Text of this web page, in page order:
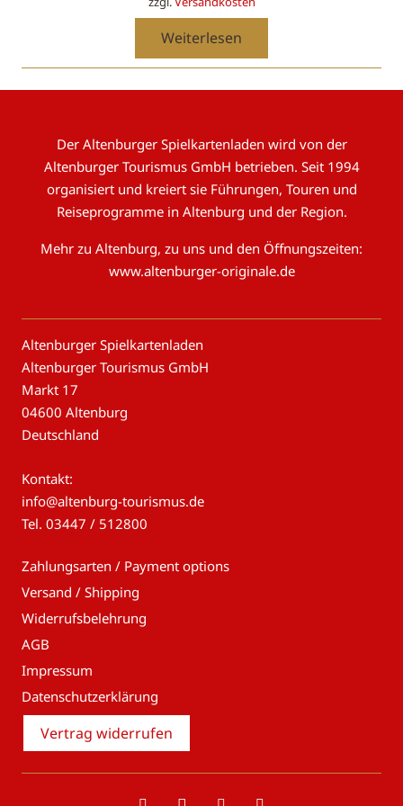
Weiterlesen
Der Altenburger Spielkartenladen wird von der
Altenburger Tourismus GmbH betrieben. Seit 1994
organisiert und kreiert sie Führungen, Touren und
Reiseprogramme in Altenburg und der Region.
Mehr zu Altenburg, zu uns und den Öffnungszeiten:
www.altenburger-originale.de
Altenburger Spielkartenladen
Altenburger Tourismus GmbH
Markt 17
04600 Altenburg
Deutschland
Kontakt:
info@altenburg-tourismus.de
Tel. 03447 / 512800
Zahlungsarten / Payment options
Versand / Shipping
Widerrufsbelehrung
AGB
Impressum
Datenschutzerklärung
Vertrag widerrufen